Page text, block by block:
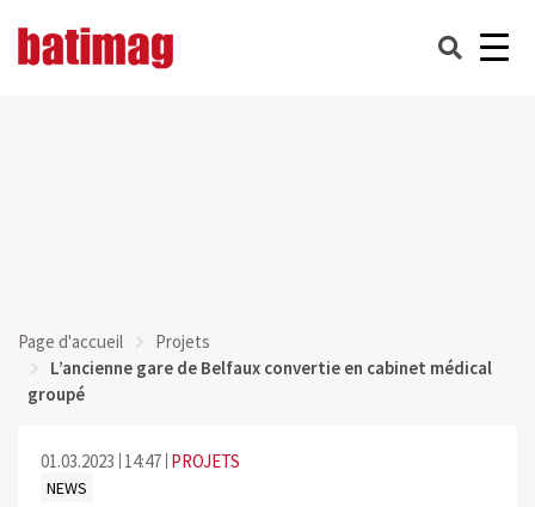
Page d'accueil
Projets
L’ancienne gare de Belfaux convertie en cabinet médical
groupé
01.03.2023 14:47 PROJETS
NEWS